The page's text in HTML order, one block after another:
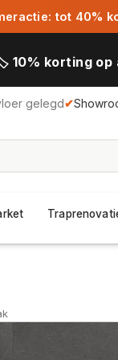
tot 40%
10% korting op
gelegd✔